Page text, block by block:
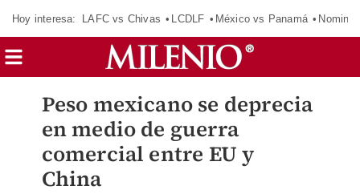
Hoy interesa: LAFC vs Chivas LCDLF México vs Panamá
Peso mexicano se deprecia
en medio de guerra
comercial entre EU y
China